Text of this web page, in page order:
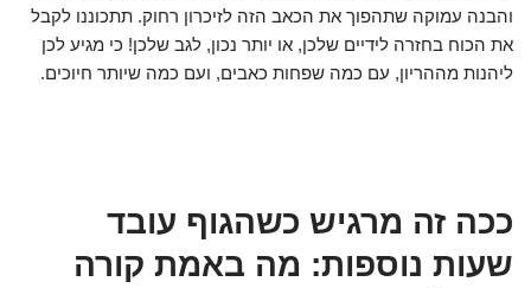
והבנה עמוקה שתהפוך את הכאב הזה לזיכרון רחוק. תתכוננו לקבל
את הכוח בחזרה לידיים שלכן, או יותר נכון, לגב שלכן! כי מגיע לכן
ליהנות מההריון, עם כמה שפחות כאבים, ועם כמה שיותר חיוכים.
ככה זה מרגיש כשהגוף עובד
שעות נוספות: מה באמת קורה